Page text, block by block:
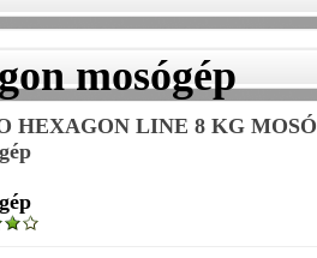
mosógép
HEXAGON LINE 8 KG